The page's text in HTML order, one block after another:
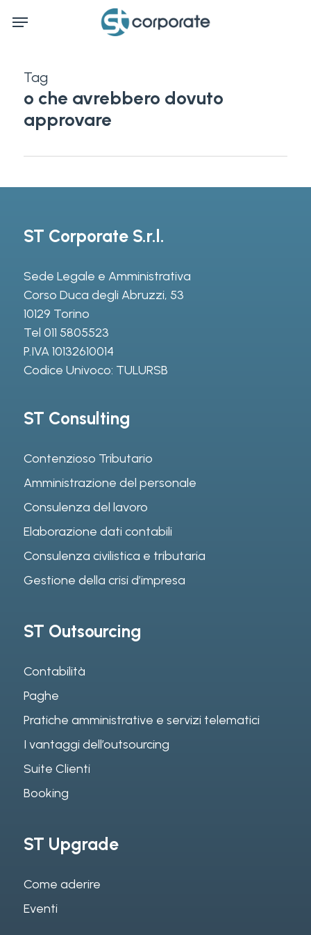
Menu
Tag
o che avrebbero dovuto
approvare
ST Corporate S.r.l.
Sede Legale e Amministrativa
Corso Duca degli Abruzzi, 53
10129 Torino
Tel 011 5805523
P.IVA 10132610014
Codice Univoco: TULURSB
ST Consulting
Contenzioso Tributario
Amministrazione del personale
Consulenza del lavoro
Elaborazione dati contabili
Consulenza civilistica e tributaria
Gestione della crisi d’impresa
ST Outsourcing
Contabilità
Paghe
Pratiche amministrative e servizi telematici
I vantaggi dell’outsourcing
Suite Clienti
Booking
ST Upgrade
Come aderire
Eventi